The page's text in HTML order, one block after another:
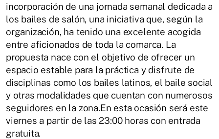
incorporación de una jornada semanal dedicada a
los bailes de salón, una iniciativa que, según la
organización, ha tenido una excelente acogida
entre aficionados de toda la comarca. La
propuesta nace con el objetivo de ofrecer un
espacio estable para la práctica y disfrute de
disciplinas como los bailes latinos, el baile social
y otras modalidades que cuentan con numerosos
seguidores en la zona.En esta ocasión será este
viernes a partir de las 23:00 horas con entrada
gratuita.